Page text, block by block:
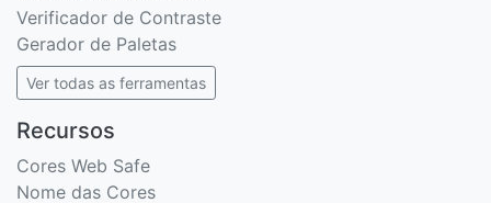
Verificador de Contraste
Gerador de Paletas
Ver todas as ferramentas
Recursos
Cores Web Safe
Nome das Cores